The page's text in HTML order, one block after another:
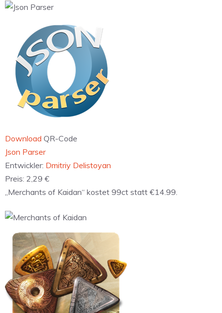
Download QR-Code
‎Json Parser
Entwickler: Dmitriy Delistoyan
Preis: 2,29 €
„Merchants of Kaidan“ kostet 99ct statt €14.99.